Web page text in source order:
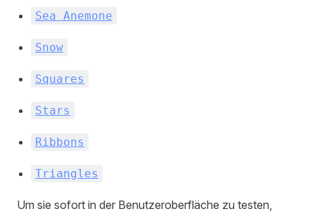
Sea Anemone
Snow
Squares
Stars
Ribbons
Triangles
Um sie sofort in der Benutzeroberfläche zu testen,